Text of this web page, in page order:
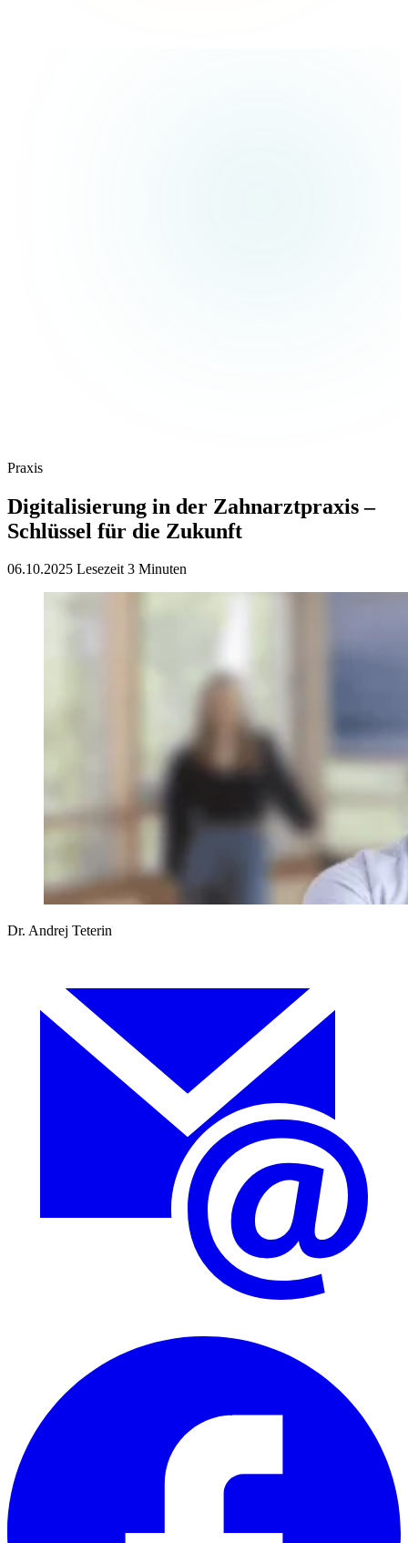
Praxis
Digitalisierung in der Zahnarztpraxis –
Schlüssel für die Zukunft
06.10.2025 Lesezeit 3 Minuten
Dr. Andrej Teterin